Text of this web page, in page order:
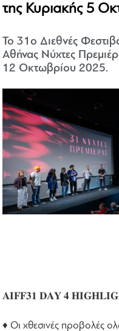
της Κυριακής 5
Το 31ο Διεθνές
Αθήνας Νύχτες
12 Οκτωβρίου 2025.
𝐀𝐈𝐅𝐅𝟑𝟏 𝐃𝐀𝐘 𝟒
♦️ Οι χθεσινές προβολές